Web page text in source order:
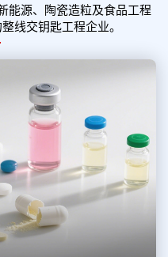
能源、陶瓷造粒及食品工程
线交钥匙工程企业。